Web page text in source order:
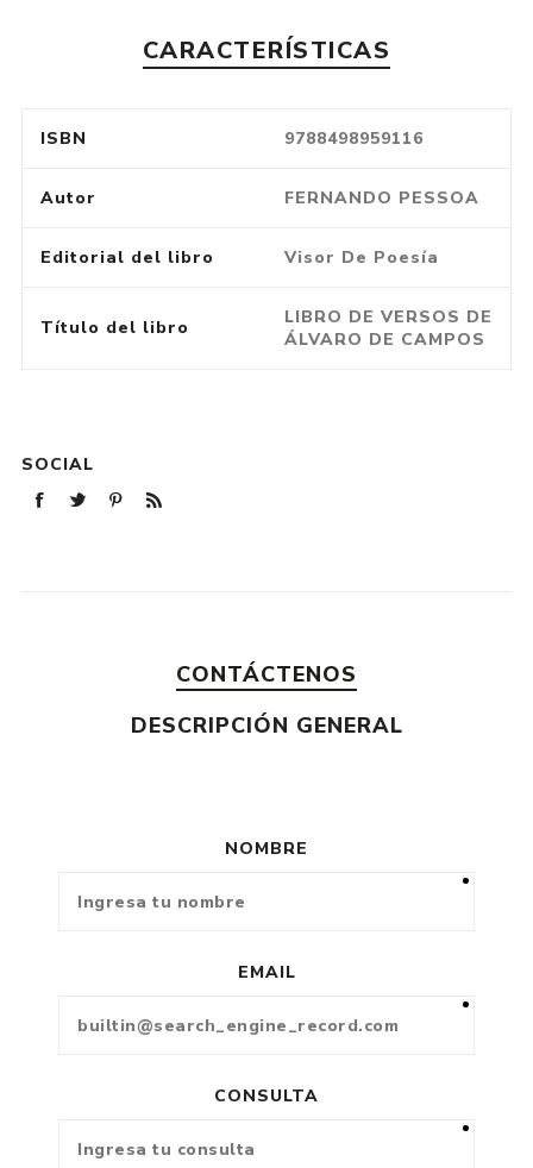
CARACTERÍSTICAS
ISBN 9788498959116
Autor FERNANDO PESSOA
Editorial del libro Visor De Poesía
Título del libro
LIBRO DE VERSOS DE
ÁLVARO DE CAMPOS
SOCIAL
CONTÁCTENOS
DESCRIPCIÓN GENERAL
NOMBRE
EMAIL
CONSULTA